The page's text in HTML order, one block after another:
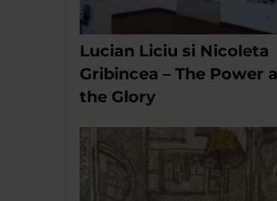
Lucian Liciu si Nicoleta
Gribincea – The Power
the Glory